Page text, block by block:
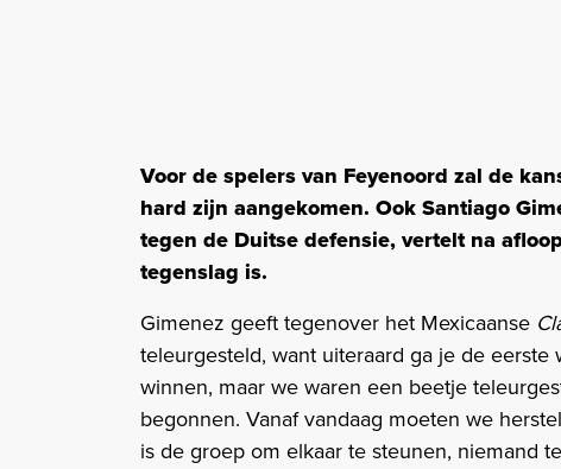
Voor de spelers van Feyenoord zal de
hard zijn aangekomen. Ook Santiago
tegen de Duitse defensie, vertelt na
tegenslag is.
Gimenez geeft tegenover het Mexicaanse
teleurgesteld, want uiteraard ga je de
winnen, maar we waren een beetje
begonnen. Vanaf vandaag moeten we
is de groep om elkaar te steunen, niemand